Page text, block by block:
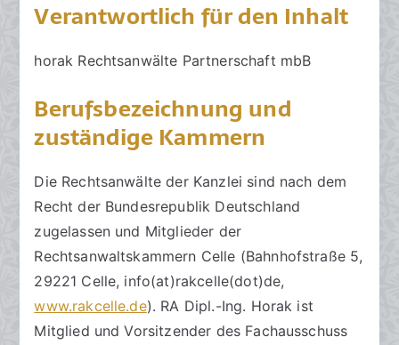
Verantwortlich für den Inhalt
horak Rechtsanwälte Partnerschaft mbB
Berufsbezeichnung und
zuständige Kammern
Die Rechtsanwälte der Kanzlei sind nach dem
Recht der Bundesrepublik Deutschland
zugelassen und Mitglieder der
Rechtsanwaltskammern Celle (Bahnhofstraße 5,
29221 Celle, info(at)rakcelle(dot)de,
www.rakcelle.de). RA Dipl.-Ing. Horak ist
Mitglied und Vorsitzender des Fachausschuss